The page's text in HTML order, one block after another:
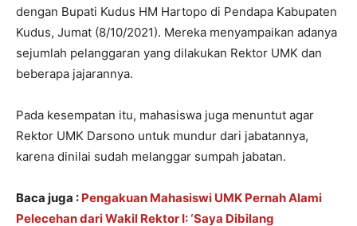
dengan Bupati Kudus HM Hartopo di Pendapa Kabupaten
Kudus, Jumat (8/10/2021). Mereka menyampaikan adanya
sejumlah pelanggaran yang dilakukan Rektor UMK dan
beberapa jajarannya.
Pada kesempatan itu, mahasiswa juga menuntut agar
Rektor UMK Darsono untuk mundur dari jabatannya,
karena dinilai sudah melanggar sumpah jabatan.
Baca juga : Pengakuan Mahasiswi UMK Pernah Alami
Pelecehan dari Wakil Rektor I: ‘Saya Dibilang